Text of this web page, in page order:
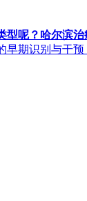
型呢？哈尔滨
早期识别与干